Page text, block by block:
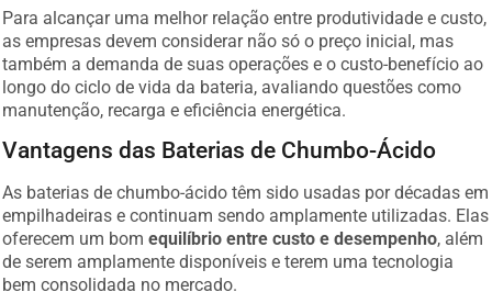
Para alcançar uma melhor relação entre produtividade e custo,
as empresas devem considerar não só o preço inicial, mas
também a demanda de suas operações e o custo-benefício ao
longo do ciclo de vida da bateria, avaliando questões como
manutenção, recarga e eficiência energética.
Vantagens das Baterias de Chumbo-Ácido
As baterias de chumbo-ácido têm sido usadas por décadas em
empilhadeiras e continuam sendo amplamente utilizadas. Elas
oferecem um bomequilíbrio entre custo e desempenho , além
de serem amplamente disponíveis e terem uma tecnologia
bem consolidada no mercado.